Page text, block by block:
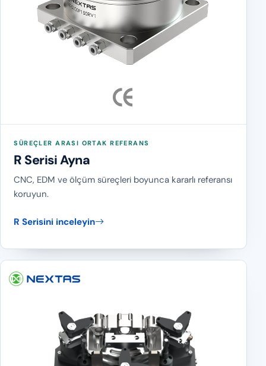
SÜREÇLER ARASI ORTAK REFERANS
R Serisi Ayna
CNC, EDM ve ölçüm süreçleri boyunca kararlı referansı
koruyun.
R Serisini inceleyin